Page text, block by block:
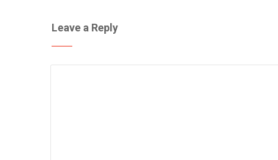
Leave a Reply